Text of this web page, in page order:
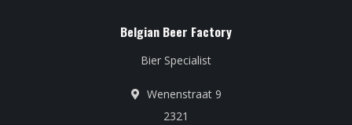
Belgian Beer Factory
Bier Specialist
Wenenstraat 9
2321